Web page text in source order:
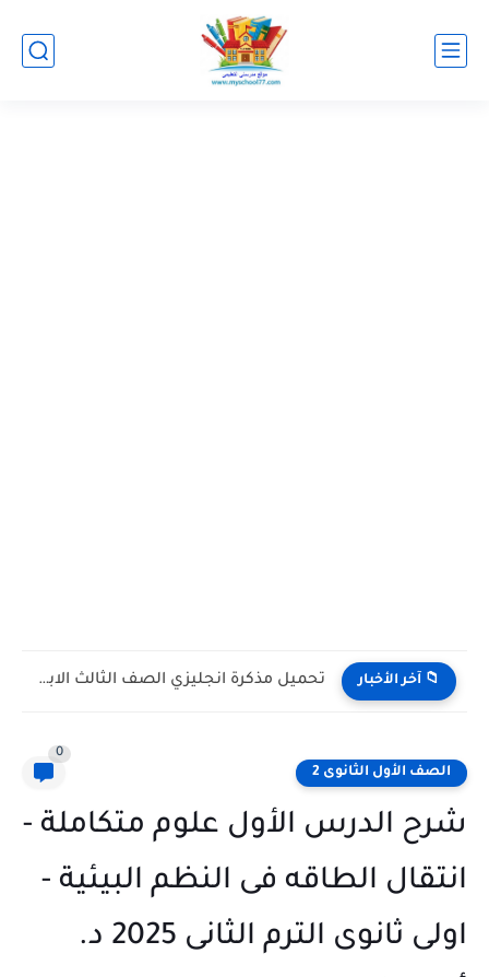
📁 آخر الأخبار تحميل مذكرة انجليزي الصف الثالث الابتدائى الترم الاول 2027 مستر...
الصف الأول الثانوى 2
0
شرح الدرس الأول علوم متكاملة -
انتقال الطاقه فى النظم البيئية -
اولى ثانوى الترم الثانى 2025 د.